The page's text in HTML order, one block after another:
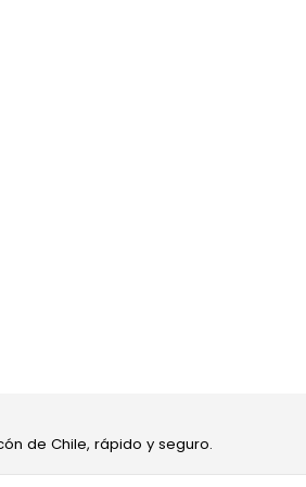
de Chile, rápido y seguro.